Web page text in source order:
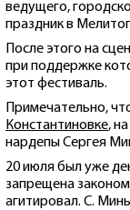
ведущего,
праздник в
После этого на
при поддержке
этот фестиваль.
Примечательно,
Константиновке,
нардепы Сергея
20 июля был уже
запрещена
агитировал. С.